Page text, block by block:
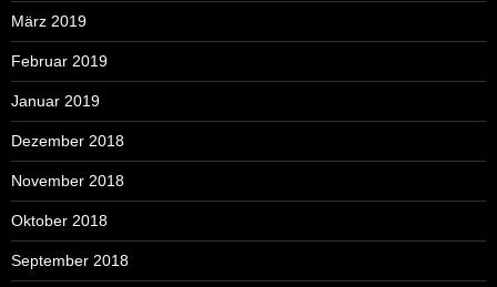
März 2019
Februar 2019
Januar 2019
Dezember 2018
November 2018
Oktober 2018
September 2018